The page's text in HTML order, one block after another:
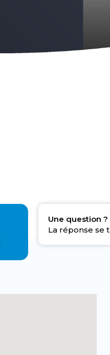
Une question ?
La réponse se